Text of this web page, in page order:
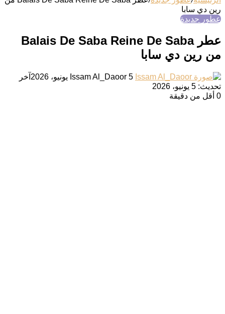
رين دي سابا
عطور جديدة
عطر Balais De Saba Reine De Saba
من رين دي سابا
Issam Al_Daoor
أرسل 5 يونيو، 2026
آخر
تحديث: 5 يونيو، 2026
0 أقل من دقيقة